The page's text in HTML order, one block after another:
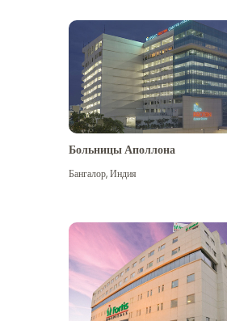
Посмотреть больше
Больницы Аполлона
Бангалор,Индия